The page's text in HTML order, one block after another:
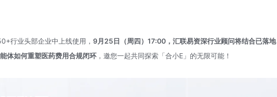
行业头部企业中上线使用，9月25日（周四）17:00，汇联易资深行业顾问将结合已落地
体如何重塑医药费用合规闭环 ，邀您一起共同探索「合小E」的无限可能！